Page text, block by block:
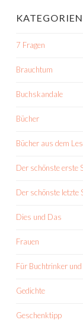
KATEGORIEN
7 Fragen
Brauchtum
Buchskandale
Bücher
Bücher aus dem
Der schönste erste
Der schönste letzte
Dies und Das
Frauen
Für Buchtrinker
Gedichte
Geschenktipp